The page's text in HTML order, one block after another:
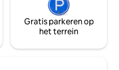
Gratis parkeren op
het terrein